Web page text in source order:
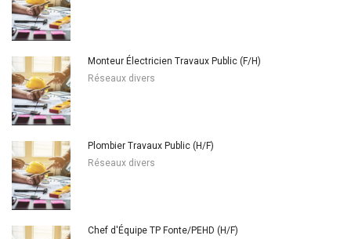
Monteur Électricien Travaux Public (F/H)
Réseaux divers
Plombier Travaux Public (H/F)
Réseaux divers
Chef d'Équipe TP Fonte/PEHD (H/F)